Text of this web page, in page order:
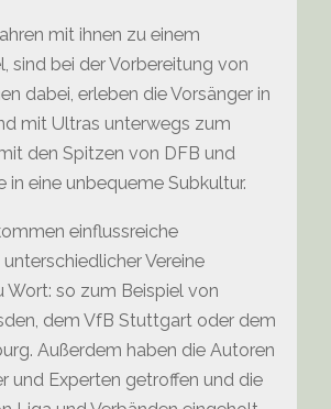
mit ihnen zu einem
sind bei der Vorbereitung von
dabei, erleben die Vorsänger in
mit Ultras unterwegs zum
den Spitzen von DFB und
in eine unbequeme Subkultur.
einflussreiche
Vereine
Wort: so zum Beispiel von
dem VfB Stuttgart oder dem
Außerdem haben die Autoren
und Experten getroffen und die